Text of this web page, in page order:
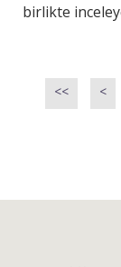
birlikte
<< <